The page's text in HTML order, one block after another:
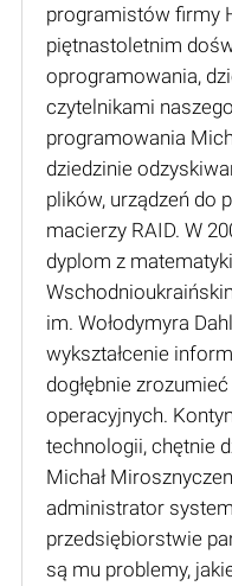
programistów firmy
piętnastoletnim
oprogramowania,
czytelnikami
programowania
dziedzinie
plików, urządzeń do
macierzy RAID. W
dyplom z
im. Wołodymyra
wykształcenie
dogłębnie
operacyjnych.
technologii, chętnie
Michał
administrator
przedsiębiorstwie
są mu problemy,